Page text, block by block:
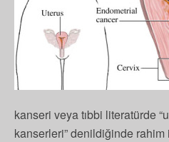
kanseri veya tıbbi literatürde
kanserleri” denildiğinde